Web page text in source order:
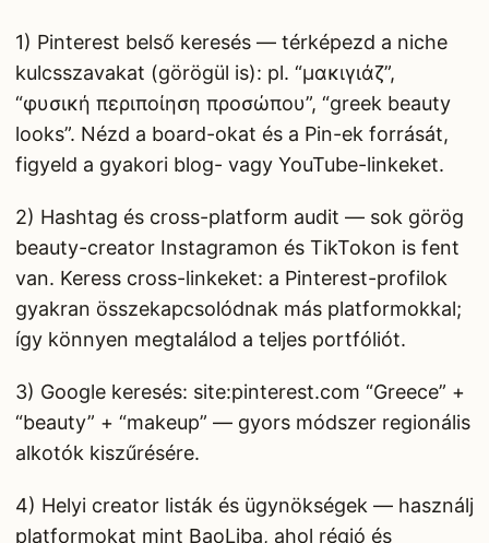
1) Pinterest belső keresés — térképezd a niche
kulcsszavakat (görögül is): pl. “μακιγιάζ”,
“φυσική περιποίηση προσώπου”, “greek beauty
looks”. Nézd a board-okat és a Pin-ek forrását,
figyeld a gyakori blog- vagy YouTube-linkeket.
2) Hashtag és cross-platform audit — sok görög
beauty-creator Instagramon és TikTokon is fent
van. Keress cross-linkeket: a Pinterest-profilok
gyakran összekapcsolódnak más platformokkal;
így könnyen megtalálod a teljes portfóliót.
3) Google keresés: site:pinterest.com “Greece” +
“beauty” + “makeup” — gyors módszer regionális
alkotók kiszűrésére.
4) Helyi creator listák és ügynökségek — használj
platformokat mint BaoLiba, ahol régió és